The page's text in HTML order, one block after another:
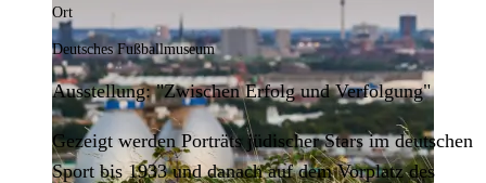
Ort
Deutsches Fußballmuseum
Ausstellung: "Zwischen Erfolg und Verfolgung"
Gezeigt werden Porträts jüdischer Stars im deutschen
Sport bis 1933 und danach auf dem Vorplatz des